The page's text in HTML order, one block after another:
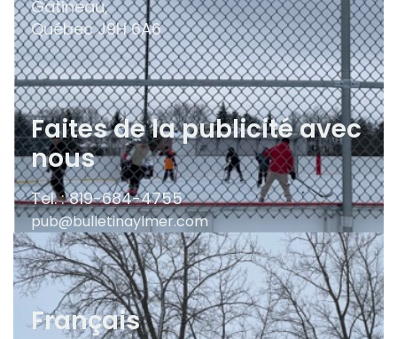
Gatineau,
QuébecJ9H 6A6
Faites de la publicité avec
nous
Tel. : 819-684-4755
pub@bulletinaylmer.com
Français